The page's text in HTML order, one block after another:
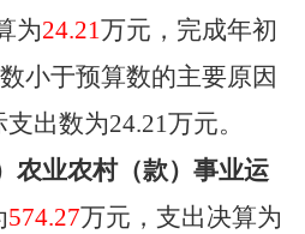
为24.21万元，完成年初
小于预算数的主要原因
支出数为24.21万元。
农业农村（款）事业运
574.27万元，支出决算为